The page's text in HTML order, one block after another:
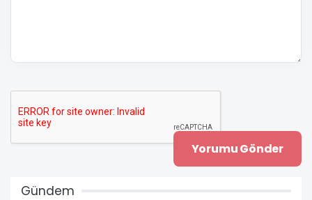
Gündem